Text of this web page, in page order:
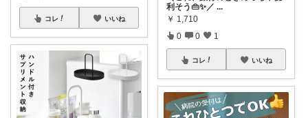
コレ いいね
利そう👜✨／ ...
￥ 1,710
0 0 1
コレ いいね